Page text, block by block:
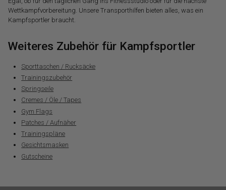
Wettkampfvorbereitung. Unsere Transporthilfen bieten alles, was ein
Kampfsportler braucht.
Weiteres Zubehör für Kampfsportler
Sporttaschen / Rucksäcke
Trainingszubehör
Springseile
Cremes / Öle / Tapes
Gym Flags
Patches / Aufnäher
Trainingspläne
Gesichtsmasken
Gutscheine